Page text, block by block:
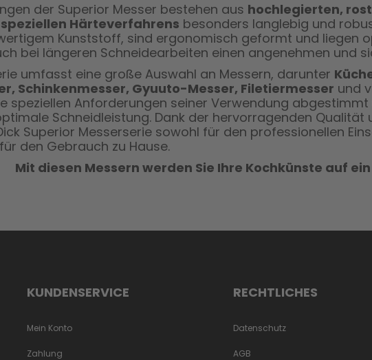
der Superior Messer bestehen aus hochlegierten,
speziellen Härteverfahrens besonders langlebig und
Kunststoff, sind ergonomisch geformt und liegen
bei längeren Schneidearbeiten einen angenehmen und
umfasst eine große Auswahl an Messern, darunter
Schinkenmesser, Gyuuto-Messer, Filetiermesser und
speziellen Anforderungen seiner Verwendung
Schneidleistung. Dank der hervorragenden Qualität
Superior Messerserie sowohl für den professionellen
den Gebrauch zu Hause.
Mit diesen Messern werden Sie Ihre Kochkünste auf
KUNDENSERVICE
Mein Konto
Zahlung
RECHTLICHES
Datenschutz
AGB